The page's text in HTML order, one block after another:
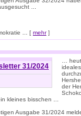
...
... [ mehr]
31/2024
…
der
kleines bisschen ...
Ausgabe 31/2024